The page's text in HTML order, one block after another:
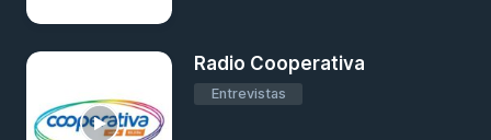
Radio Cooperativa
Entrevistas